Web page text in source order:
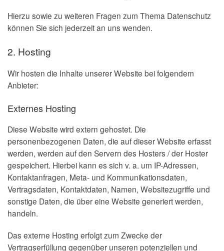
Hierzu sowie zu weiteren Fragen zum Thema Datenschutz
können Sie sich jederzeit an uns wenden.
2. Hosting
Wir hosten die Inhalte unserer Website bei folgendem
Anbieter:
Externes Hosting
Diese Website wird extern gehostet. Die
personenbezogenen Daten, die auf dieser Website erfasst
werden, werden auf den Servern des Hosters / der Hoster
gespeichert. Hierbei kann es sich v. a. um IP-Adressen,
Kontaktanfragen, Meta- und Kommunikationsdaten,
Vertragsdaten, Kontaktdaten, Namen, Websitezugriffe und
sonstige Daten, die über eine Website generiert werden,
handeln.
Das externe Hosting erfolgt zum Zwecke der
Vertragserfüllung gegenüber unseren potenziellen und